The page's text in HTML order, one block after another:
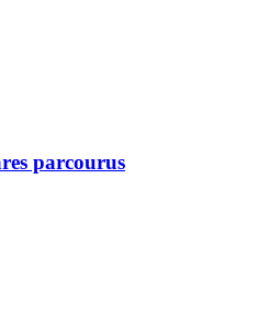
parcourus